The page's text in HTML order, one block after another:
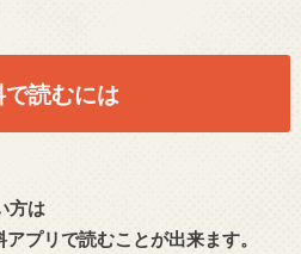
で読むには
方は
プリで読むことが出来ます。